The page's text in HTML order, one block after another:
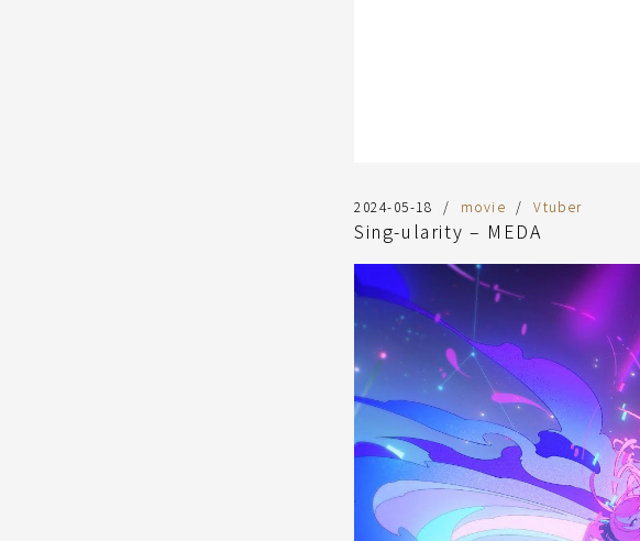
2024-05-18 movie Vtuber
Sing-ularity – MEDA